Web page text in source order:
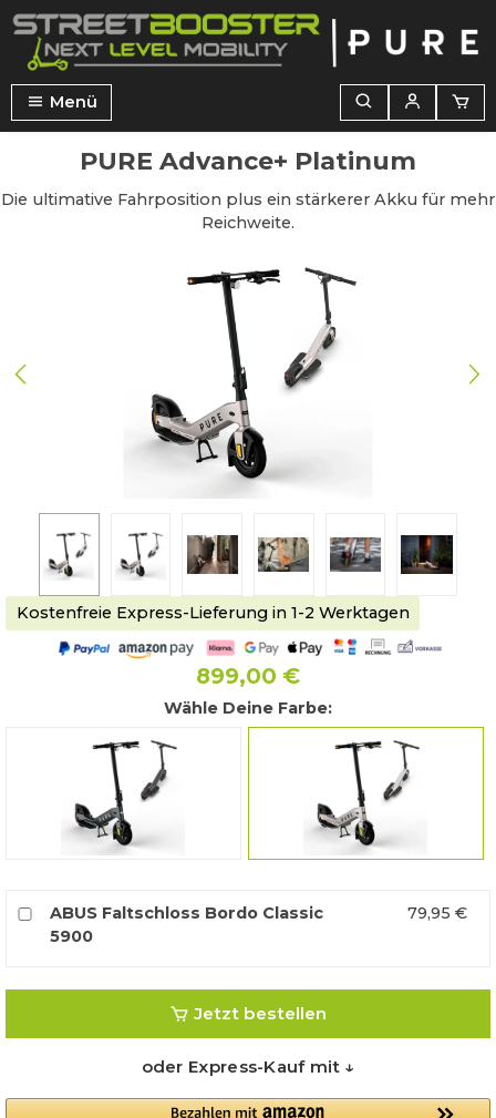
springen
Menü
PURE Advance+ Platinum
Die ultimative Fahrposition plus ein stärkerer Akku für mehr
Reichweite.
Kostenfreie Express-Lieferung in 1-2 Werktagen
899,00 €
Wähle Deine Farbe:
Mercury Grey Platinum
ABUS Faltschloss Bordo Classic
5900
79,95 €
Jetzt bestellen
oder Express-Kauf mit ↓